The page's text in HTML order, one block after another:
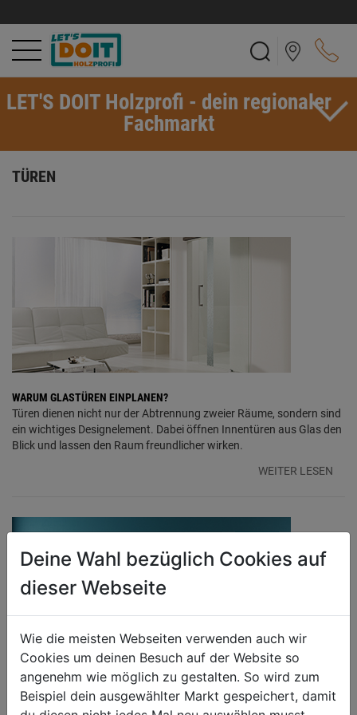
LET'S DOIT Holzprofi - dein regionaler
Fachmarkt
TÜREN
WARUM GLASTÜREN EINPLANEN?
Türen dienen nicht nur der Abtrennung zweier Räume, sondern sind
ein wichtiges Designelement. Dabei öffnen Innentüren aus Glas den
Blick und lassen den Raum freundlicher wirken.
WEITER LESEN
FLÜGELTÜR ODER SCHIEBETÜR?
Ob Flügeltür oder Schiebtür ist nicht nur eine Platzfrage. Bei der
Entscheidung für eine Flügeltür oder eine Schiebetür sollten auch
Deine Wahl bezüglich Cookies auf
dieser Webseite
Wie die meisten Webseiten verwenden auch wir
Cookies um deinen Besuch auf der Website so
angenehm wie möglich zu gestalten. So wird zum
Beispiel dein ausgewählter Markt gespeichert, damit